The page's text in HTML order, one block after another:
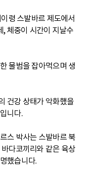
령 스발바르 제도에서
체중이 시간이 지날수
물범을 잡아먹으며 생
건강 상태가 악화했을
니다.
스 박사는 스발바르 북
다코끼리와 같은 육상
했습니다.